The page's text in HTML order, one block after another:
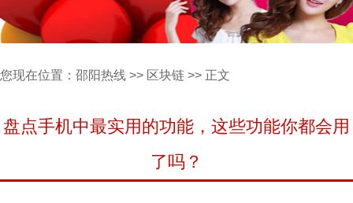
您现在位置： 邵阳热线 >> 区块链 >> 正文
盘点手机中最实用的功能，这些功能你都会用
了吗？